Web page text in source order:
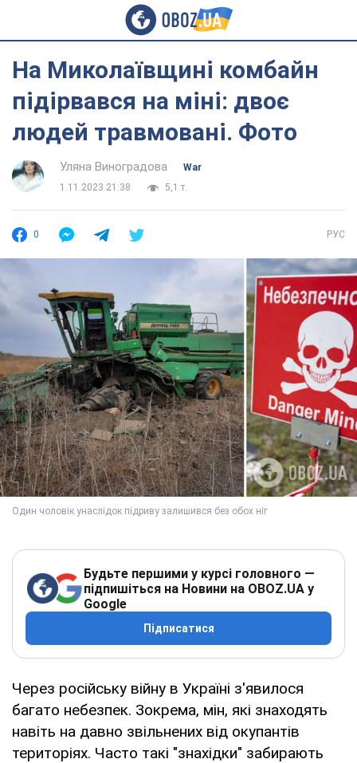
На Миколаївщині комбайн
підірвався на міні: двоє
людей травмовані. Фото
Уляна Виноградова
War
1.11.2023 21:38
5,1 т.
0 РУС
Будьте першими у курсі головного —
підпишіться на Новини на OBOZ.UA у
Google
Підписатися
Через російську війну в Україні з'явилося
багато небезпек. Зокрема, мін, які знаходять
навіть на давно звільнених від окупантів
територіях. Часто такі "знахідки" забирають